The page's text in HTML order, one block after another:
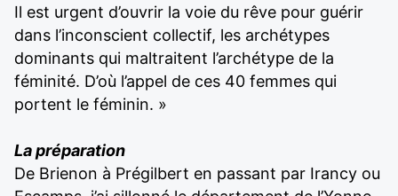
Il est urgent d’ouvrir la voie du rêve pour guérir
dans l’inconscient collectif, les archétypes
dominants qui maltraitent l’archétype de la
féminité. D’où l’appel de ces 40 femmes qui
portent le féminin. »
La préparation
De Brienon à Prégilbert en passant par Irancy ou